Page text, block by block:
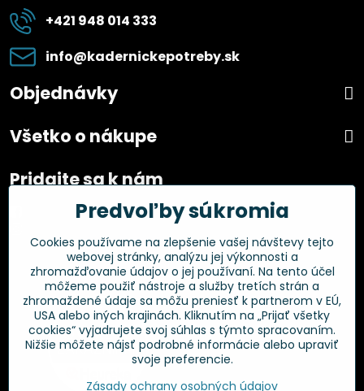
+421 948 014 333
info​@kadernickepotreby​.sk
Objednávky
Všetko o nákupe
Pridajte sa k nám
Facebook
Overené zákazníkmi
Predvoľby súkromia
Cookies používame na zlepšenie vašej návštevy tejto
webovej stránky, analýzu jej výkonnosti a
zhromažďovanie údajov o jej používaní. Na tento účel
môžeme použiť nástroje a služby tretích strán a
zhromaždené údaje sa môžu preniesť k partnerom v EÚ,
USA alebo iných krajinách. Kliknutím na „Prijať všetky
cookies“ vyjadrujete svoj súhlas s týmto spracovaním.
Nižšie môžete nájsť podrobné informácie alebo upraviť
svoje preferencie.
Zásady ochrany osobných údajov